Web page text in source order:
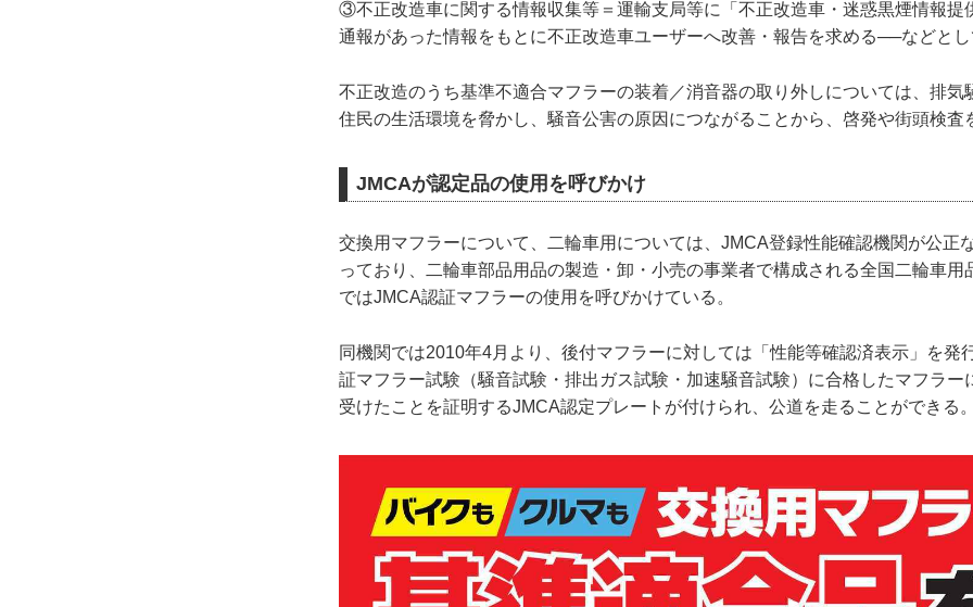
③不正改造車に関する情報収集等＝運輸支局等に「不正改造車・迷惑黒煙情報提
通報があった情報をもとに不正改造車ユーザーへ改善・報告を求める──などと
不正改造のうち基準不適合マフラーの装着／消音器の取り外しについては、排気
住民の生活環境を脅かし、騒音公害の原因につながることから、啓発や街頭検査
JMCAが認定品の使用を呼びかけ
交換用マフラーについて、二輪車用については、JMCA登録性能確認機関が公正
っており、二輪車部品用品の製造・卸・小売の事業者で構成される全国二輪車用
ではJMCA認証マフラーの使用を呼びかけている。
同機関では2010年4月より、後付マフラーに対しては「性能等確認済表示」を発
証マフラー試験（騒音試験・排出ガス試験・加速騒音試験）に合格したマフラー
受けたことを証明するJMCA認定プレートが付けられ、公道を走ることができる